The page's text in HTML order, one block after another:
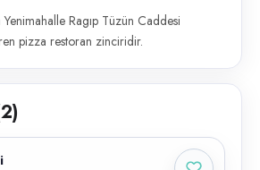
Ragıp Tüzün Caddesi
pizza restoran zinciridir.
2)